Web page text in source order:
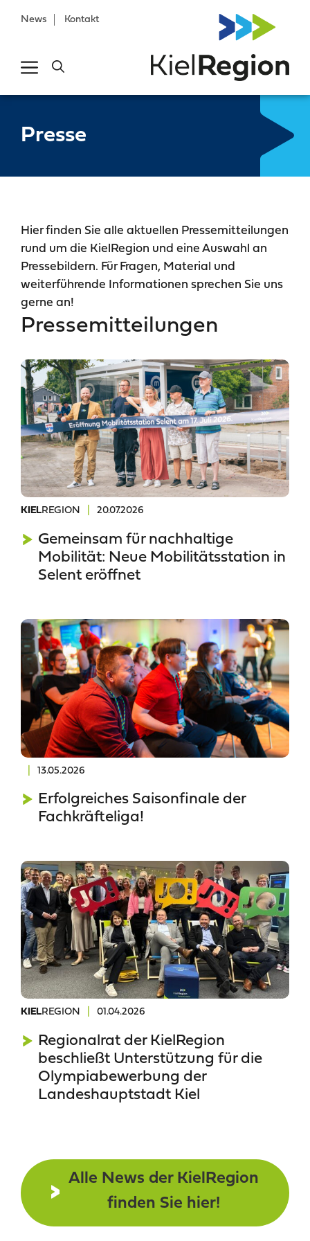
News Kontakt
Presse
Hier finden Sie alle aktuellen Pressemitteilungen
rund um die KielRegion und eine Auswahl an
Pressebildern. Für Fragen, Material und
weiterführende Informationen sprechen Sie uns
gerne an!
Pressemitteilungen
KIELREGION 20.07.2026
Gemeinsam für nachhaltige
Mobilität: Neue Mobilitätsstation in
Selent eröffnet
13.05.2026
Erfolgreiches Saisonfinale der
Fachkräfteliga!
KIELREGION 01.04.2026
Regionalrat der KielRegion
beschließt Unterstützung für die
Olympiabewerbung der
Landeshauptstadt Kiel
Alle News der KielRegion
finden Sie hier!